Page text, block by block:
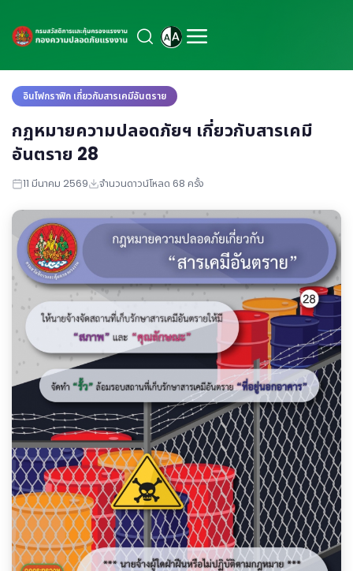
อินโฟกราฟิก เกี่ยวกับสารเคมีอันตราย
กฏหมายความปลอดภัยฯ เกี่ยวกับสารเคมี
อันตราย 28
11 มีนาคม 2569 จำนวนดาวน์โหลด 68 ครั้ง